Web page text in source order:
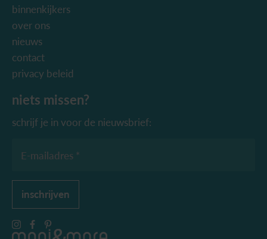
binnenkijkers
over ons
nieuws
contact
privacy beleid
niets missen?
schrijf je in voor de nieuwsbrief:
E-mailadres *
inschrijven